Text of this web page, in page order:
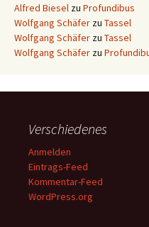
Alfred Biesel zu Profundibus
Wolfgang Schäfer zu Tassel
Wolfgang Schäfer zu Tassel
Wolfgang Schäfer zu
Verschiedenes
Anmelden
Eintrags-Feed
Kommentar-Feed
WordPress.org